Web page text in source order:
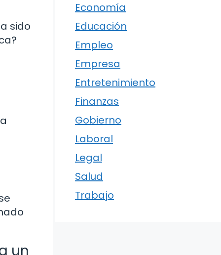
sido
un
Economía
Educación
Empleo
Empresa
Entretenimiento
Finanzas
Gobierno
Laboral
Legal
Salud
Trabajo